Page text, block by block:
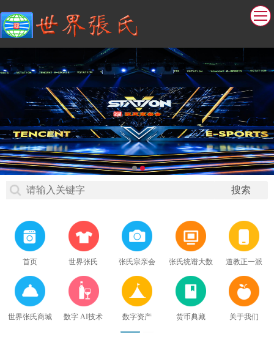
首页 世界张氏 张氏宗亲会
张氏统谱大数
据
道教正一派
世界张氏商城 数字 AI技术 数字资产 货币典藏 关于我们